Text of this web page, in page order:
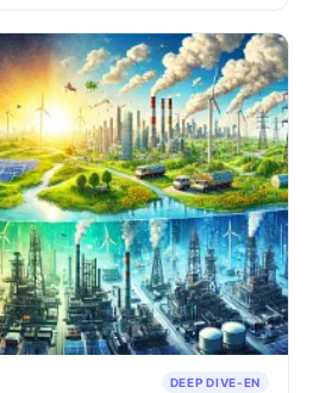
Israel Chemicals y en nuestros
DEEP DIVE-EN